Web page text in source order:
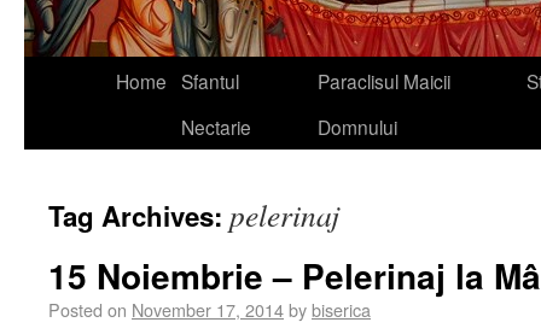
Home Sfantul
Nectarie
Paraclisul Maicii
Domnului
Tag Archives: pelerinaj
15 Noiembrie – Pelerinaj la
Posted on November 17, 2014bybiserica